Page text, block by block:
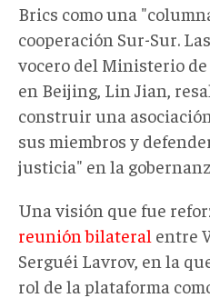
Brics como una
cooperación Sur-Sur.
vocero del Ministerio
en Beijing, Lin Jian,
construir una
sus miembros y
justicia" en la
Una visión que fue
reunión bilateral entre
Serguéi Lavrov, en la
rol de la plataforma